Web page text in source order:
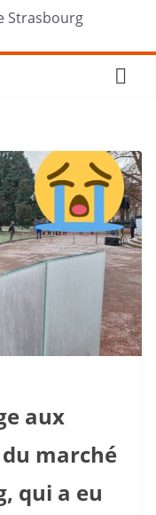
Strasbourg
aux
marché
qui a eu